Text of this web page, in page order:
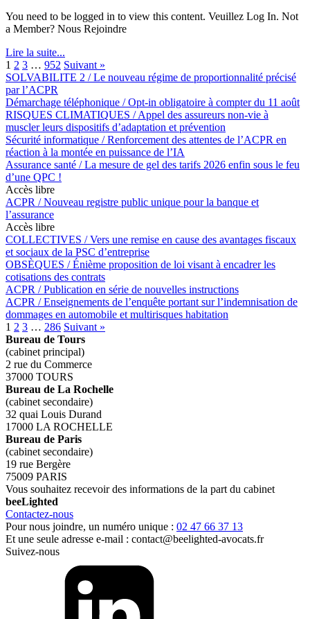
You need to be logged in to view this content. Veuillez Log In. Not
a Member? Nous Rejoindre
Lire la suite...
1 2 3 … 952 Suivant »
SOLVABILITE 2 / Le nouveau régime de proportionnalité précisé
par l’ACPR
Démarchage téléphonique / Opt-in obligatoire à compter du 11 août
RISQUES CLIMATIQUES / Appel des assureurs non-vie à
muscler leurs dispositifs d’adaptation et prévention
Sécurité informatique / Renforcement des attentes de l’ACPR en
réaction à la montée en puissance de l’IA
Assurance santé / La mesure de gel des tarifs 2026 enfin sous le feu
d’une QPC !
Accès libre
ACPR / Nouveau registre public unique pour la banque et
l’assurance
Accès libre
COLLECTIVES / Vers une remise en cause des avantages fiscaux
et sociaux de la PSC d’entreprise
OBSÈQUES / Énième proposition de loi visant à encadrer les
cotisations des contrats
ACPR / Publication en série de nouvelles instructions
ACPR / Enseignements de l’enquête portant sur l’indemnisation de
dommages en automobile et multirisques habitation
1 2 3 … 286 Suivant »
Bureau de Tours
(cabinet principal)
2 rue du Commerce
37000 TOURS
Bureau de La Rochelle
(cabinet secondaire)
32 quai Louis Durand
17000 LA ROCHELLE
Bureau de Paris
(cabinet secondaire)
19 rue Bergère
75009 PARIS
Vous souhaitez recevoir des informations de la part du cabinet
beeLighted
Contactez-nous
Pour nous joindre, un numéro unique : 02 47 66 37 13
Et une seule adresse e-mail : contact@beelighted-avocats.fr
Suivez-nous